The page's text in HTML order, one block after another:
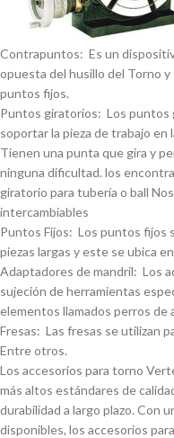
Contrapuntos: Es un
opuesta del husillo del Torno
puntos fijos.
Puntos giratorios: Los puntos
soportar la pieza de trabajo
Tienen una punta que gira y
ninguna dificultad. los
giratorio para tuberí­a o ball
intercambiables
Puntos Fijos: Los puntos fijos
piezas largas y este se ubica
Adaptadores de mandril: Los
sujeción de herramientas
elementos llamados perros de
Fresas: Las fresas se utilizan
Entre otros.
Los accesorios para torno
más altos estándares de
durabilidad a largo plazo. Con
disponibles, los accesorios